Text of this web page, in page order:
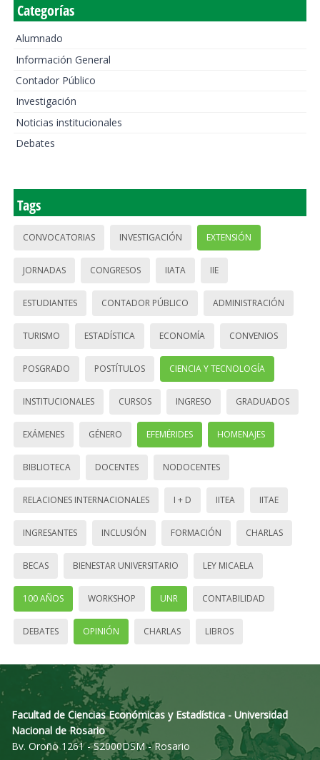
Categorías
Alumnado
Información General
Contador Público
Investigación
Noticias institucionales
Debates
Tags
CONVOCATORIAS INVESTIGACIÓN EXTENSIÓN
JORNADAS CONGRESOS IIATA IIE
ESTUDIANTES CONTADOR PÚBLICO ADMINISTRACIÓN
TURISMO ESTADÍSTICA ECONOMÍA CONVENIOS
POSGRADO POSTÍTULOS CIENCIA Y TECNOLOGÍA
INSTITUCIONALES CURSOS INGRESO GRADUADOS
EXÁMENES GÉNERO EFEMÉRIDES HOMENAJES
BIBLIOTECA DOCENTES NODOCENTES
RELACIONES INTERNACIONALES I + D IITEA IITAE
INGRESANTES INCLUSIÓN FORMACIÓN CHARLAS
BECAS BIENESTAR UNIVERSITARIO LEY MICAELA
100 AÑOS WORKSHOP UNR CONTABILIDAD
DEBATES OPINIÓN CHARLAS LIBROS
Facultad de Ciencias Económicas y Estadística - Universidad
Nacional de Rosario
Bv. Oroño 1261 - S2000DSM - Rosario